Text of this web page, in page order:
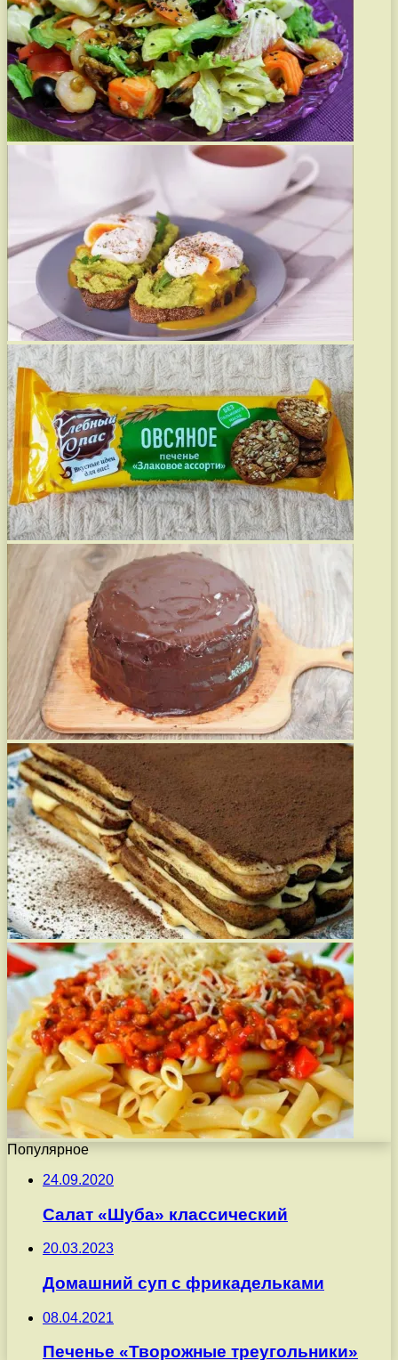
Популярное
24.09.2020
Салат «Шуба» классический
20.03.2023
Домашний суп с фрикадельками
08.04.2021
Печенье «Творожные треугольники»